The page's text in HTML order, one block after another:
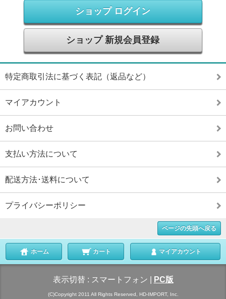
ショップ ログイン
ショップ 新規会員登録
特定商取引法に基づく表記（返品など）
マイアカウント
お問い合わせ
支払い方法について
配送方法･送料について
プライバシーポリシー
ページの先頭へ戻る
ホーム カート マイアカウント
表示切替 : スマートフォン PC版
(C)Copyright 2011 All Rights Reserved, HD-IMPORT, Inc.